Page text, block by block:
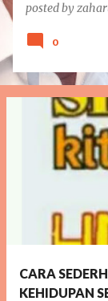
posted by
0
CARA
KEHIDUPAN